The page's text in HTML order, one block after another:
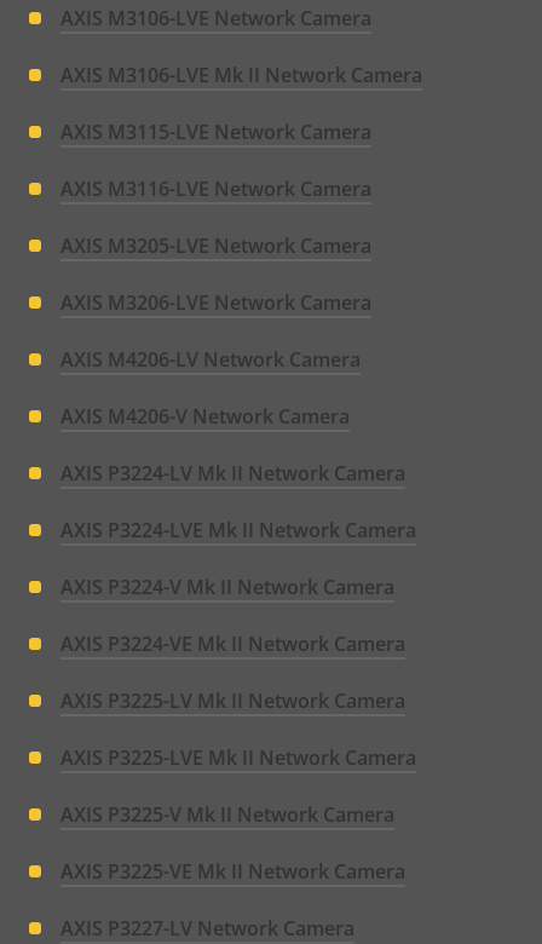
AXIS M3106-LVE Network Camera
AXIS M3106-LVE Mk II Network Camera
AXIS M3115-LVE Network Camera
AXIS M3116-LVE Network Camera
AXIS M3205-LVE Network Camera
AXIS M3206-LVE Network Camera
AXIS M4206-LV Network Camera
AXIS M4206-V Network Camera
AXIS P3224-LV Mk II Network Camera
AXIS P3224-LVE Mk II Network Camera
AXIS P3224-V Mk II Network Camera
AXIS P3224-VE Mk II Network Camera
AXIS P3225-LV Mk II Network Camera
AXIS P3225-LVE Mk II Network Camera
AXIS P3225-V Mk II Network Camera
AXIS P3225-VE Mk II Network Camera
AXIS P3227-LV Network Camera